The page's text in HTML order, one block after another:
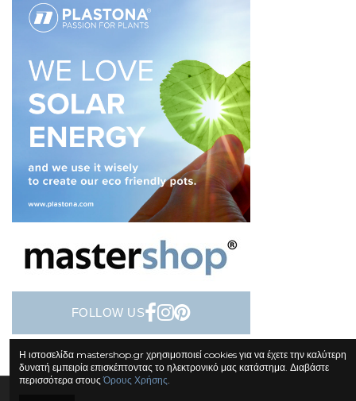
FOLLOW US
Η ιστοσελίδα mastershop.gr χρησιμοποιεί cookies για να έχετε την καλύτερη
δυνατή εμπειρία επισκέπτοντας το ηλεκτρονικό μας κατάστημα. Διαβάστε
περισσότερα στουςΌρους Χρήσης.